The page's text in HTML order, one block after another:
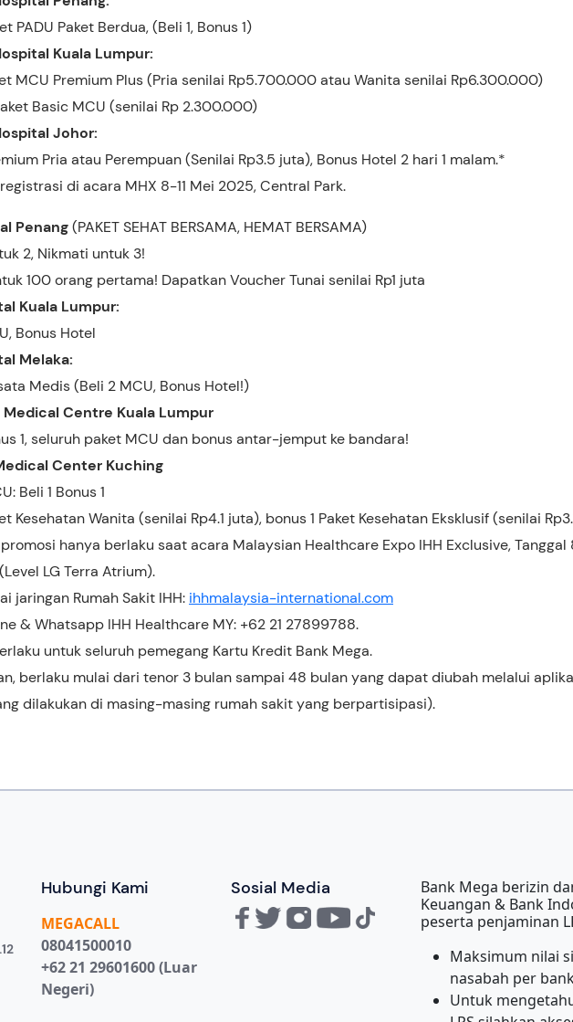
PADU Paket Berdua, (Beli 1, Bonus 1)
Kuala Lumpur:
MCU Premium Plus (Pria senilai Rp5.700.000 atau Wanita senilai Rp6.300.000)
Basic MCU (senilai Rp 2.300.000)
Johor:
Pria atau Perempuan (Senilai Rp3.5 juta), Bonus Hotel 2 hari 1 malam.*
di acara MHX 8-11 Mei 2025, Central Park.
Penang(PAKET SEHAT BERSAMA, HEMAT BERSAMA)
2, Nikmati untuk 3!
100 orang pertama! Dapatkan Voucher Tunai senilai Rp1 juta
Kuala Lumpur:
Bonus Hotel
Melaka:
Medis (Beli 2 MCU, Bonus Hotel!)
Centre Kuala Lumpur
1, seluruh paket MCU dan bonus antar-jemput ke bandara!
Center Kuching
Beli 1 Bonus 1
Kesehatan Wanita (senilai Rp4.1 juta), bonus 1 Paket Kesehatan Eksklusif (senilai
hanya berlaku saat acara Malaysian Healthcare Expo IHH Exclusive, Tanggal
LG Terra Atrium).
jaringan Rumah Sakit IHH: ihhmalaysia-international.com
& Whatsapp IHH Healthcare MY: +62 21 27899788.
untuk seluruh pemegang Kartu Kredit Bank Mega.
berlaku mulai dari tenor 3 bulan sampai 48 bulan yang dapat diubah melalui
dilakukan di masing-masing rumah sakit yang berpartisipasi).
Hubungi Kami
MEGACALL
08041500010
+62 21 29601600 (Luar
Negeri)
Sosial Media
Bank Mega berizin
Keuangan & Bank
peserta penjaminan
Maksimum nilai
nasabah per
Untuk